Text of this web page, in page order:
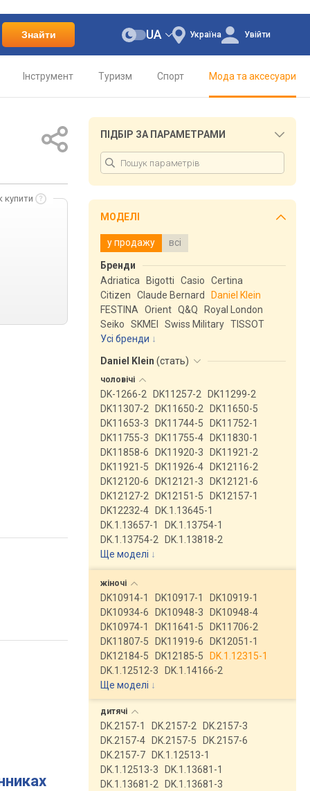
Знайти Україна
UA Увійти
Інструмент Туризм Спорт Мода та аксесуари
купити
ПІДБІР ЗА ПАРАМЕТРАМИ
МОДЕЛІ
у продажу всі
Бренди
Adriatica
Bigotti Casio
Certina
Citizen
Claude Bernard
Daniel Klein
FESTINA
Orient Q&Q
Royal London
Seiko
SKMEI Swiss Military TISSOT
Усі бренди
Daniel Klein (стать)
чоловічі
DK-1266-2 DK11257-2
DK11299-2
DK11307-2
DK11650-2
DK11650-5
DK11653-3
DK11744-5
DK11752-1
DK11755-3
DK11755-4
DK11830-1
DK11858-6
DK11920-3
DK11921-2
DK11921-5
DK11926-4
DK12116-2
DK12120-6
DK12121-3
DK12121-6
DK12127-2
DK12151-5
DK12157-1
DK12232-4
DK.1.13645-1
DK.1.13657-1
DK.1.13754-1
DK.1.13754-2
DK.1.13818-2
Ще моделі ↓
жіночі
DK10914-1 DK10917-1
DK10919-1
DK10934-6
DK10948-3
DK10948-4
DK10974-1
DK11641-5
DK11706-2
DK11807-5
DK11919-6
DK12051-1
DK12184-5
DK12185-5
DK.1.12315-1
DK.1.12512-3
DK.1.14166-2
Ще моделі ↓
дитячі
DK.2157-1 DK.2157-2
DK.2157-3
DK.2157-4
DK.2157-5
DK.2157-6
DK.2157-7
DK.1.12513-1
DK.1.12513-3
DK.1.13681-1
DK.1.13681-2
DK.1.13681-3